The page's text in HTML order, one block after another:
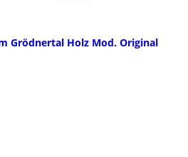
Grödnertal Holz Mod. Original